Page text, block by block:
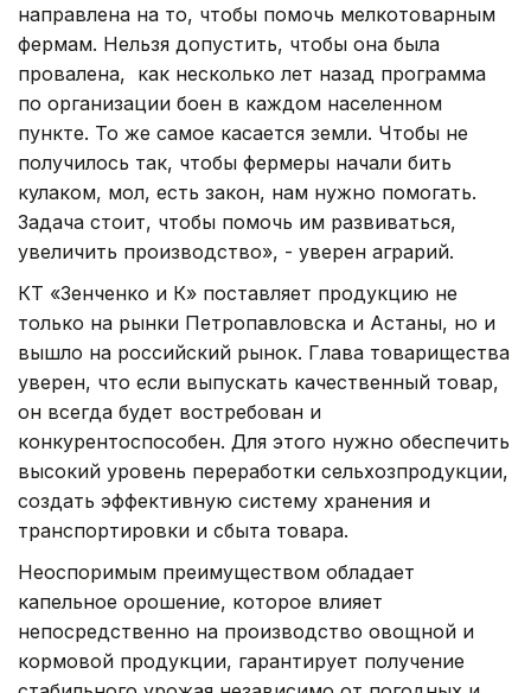
направлена на то, чтобы помочь мелкотоварным
фермам. Нельзя допустить, чтобы она была
провалена, как несколько лет назад программа
по организации боен в каждом населенном
пункте. То же самое касается земли. Чтобы не
получилось так, чтобы фермеры начали бить
кулаком, мол, есть закон, нам нужно помогать.
Задача стоит, чтобы помочь им развиваться,
увеличить производство», - уверен аграрий.
КТ «Зенченко и К» поставляет продукцию не
только на рынки Петропавловска и Астаны, но и
вышло на российский рынок. Глава товарищества
уверен, что если выпускать качественный товар,
он всегда будет востребован и
конкурентоспособен. Для этого нужно обеспечить
высокий уровень переработки сельхозпродукции,
создать эффективную систему хранения и
транспортировки и сбыта товара.
Неоспоримым преимуществом обладает
капельное орошение, которое влияет
непосредственно на производство овощной и
кормовой продукции, гарантирует получение